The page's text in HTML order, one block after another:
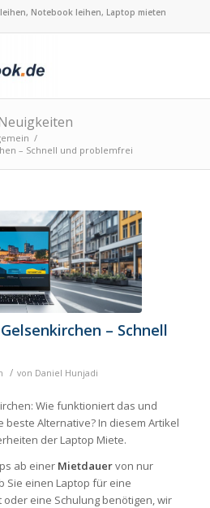
Notebook leihen, Laptop mieten
/
– Schnell und problemfrei
– Schnell
/ von Daniel Hunjadi
Wie funktioniert das und
beste Alternative? In diesem Artikel
der Laptop Miete.
ab einer Mietdauervon nur
Sie einen Laptop für eine
eine Schulung benötigen, wir